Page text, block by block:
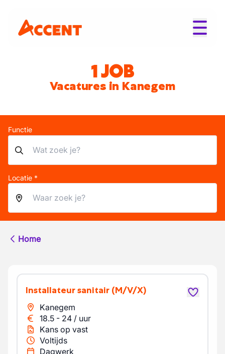
1 JOB
Vacatures in Kanegem
Functie
Locatie *
Home
Installateur sanitair (M/V/X)
Kanegem
18.5 - 24 / uur
Kans op vast
Voltijds
Dagwerk